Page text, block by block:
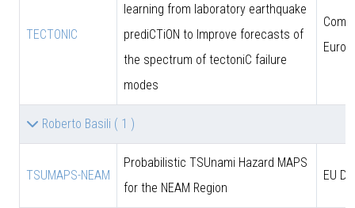
TECTONIC
learning from laboratory earthquake
prediCTiON to Improve forecasts of
the spectrum of tectoniC failure
modes
Roberto Basili ( 1 )
TSUMAPS-NEAM
Probabilistic TSUnami Hazard MAPS
for the NEAM Region
EU